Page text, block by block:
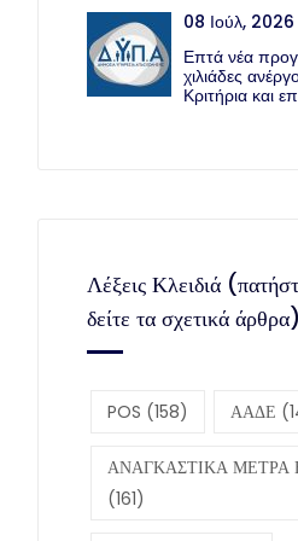
08 Ιούλ, 2026
Επτά νέα
χιλιάδες
Κριτήρια και
Λέξεις Κλειδιά
δείτε τα σχετικά άρθρα)
POS (158) ΑΑΔΕ
ΑΝΑΓΚΑΣΤΙΚΑ ΜΕΤΡΑ
(161)